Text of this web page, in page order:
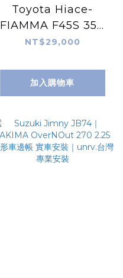
Toyota Hiace-
FIAMMA F45S 350
車邊帳 實裝案例-
NT$29,000
加入購物車